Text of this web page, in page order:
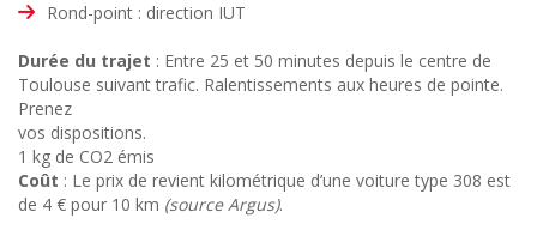
Rond-point : direction IUT
Durée du trajet : Entre 25 et 50 minutes depuis le centre de
Toulouse suivant trafic. Ralentissements aux heures de pointe.
Prenez
vos dispositions.
1 kg de CO2 émis
Coût : Le prix de revient kilométrique d’une voiture type 308 est
de 4 € pour 10 km (source Argus).